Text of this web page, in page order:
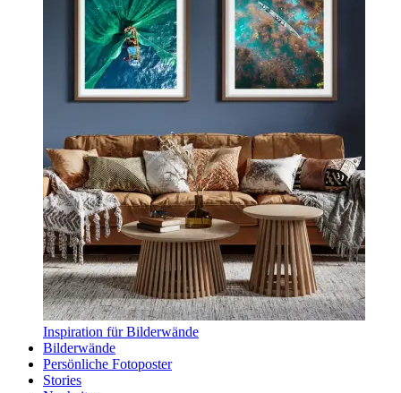
Inspiration für Bilderwände
Bilderwände
Persönliche Fotoposter
Stories